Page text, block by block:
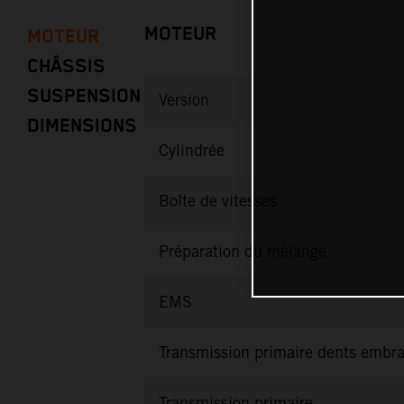
MOTEUR
CHÂSSIS
SUSPENSION
DIMENSIONS
MOTEUR
Version
Cylindrée
Boîte de vitesses
Préparation du mélange
EMS
Transmission primaire dents